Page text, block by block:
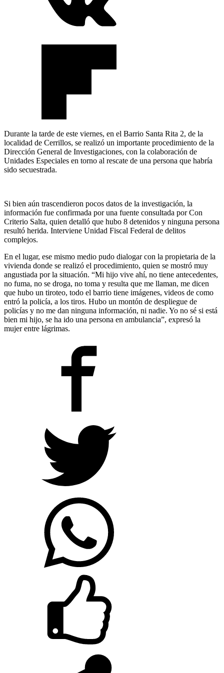
Durante la tarde de este viernes, en el Barrio Santa Rita 2, de la
localidad de Cerrillos, se realizó un importante procedimiento de la
Dirección General de Investigaciones, con la colaboración de
Unidades Especiales en torno al rescate de una persona que habría
sido secuestrada.
Si bien aún trascendieron pocos datos de la investigación, la
información fue confirmada por una fuente consultada por Con
Criterio Salta, quien detalló que hubo 8 detenidos y ninguna persona
resultó herida. Interviene Unidad Fiscal Federal de delitos
complejos.
En el lugar, ese mismo medio pudo dialogar con la propietaria de la
vivienda donde se realizó el procedimiento, quien se mostró muy
angustiada por la situación. “Mi hijo vive ahí, no tiene antecedentes,
no fuma, no se droga, no toma y resulta que me llaman, me dicen
que hubo un tiroteo, todo el barrio tiene imágenes, videos de como
entró la policía, a los tiros. Hubo un montón de despliegue de
policías y no me dan ninguna información, ni nadie. Yo no sé si está
bien mi hijo, se ha ido una persona en ambulancia”, expresó la
mujer entre lágrimas.